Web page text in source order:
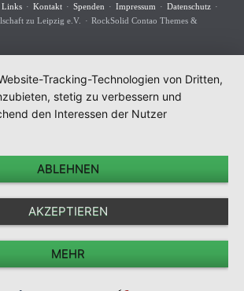
Links Kontakt Spenden Impressum
Datenschutz
zu Leipzig e.V.
RockSolid Contao Themes &
Tracking-Technologien von Dritten,
stetig zu verbessern und
den Interessen der Nutzer
ABLEHNEN
AKZEPTIEREN
MEHR